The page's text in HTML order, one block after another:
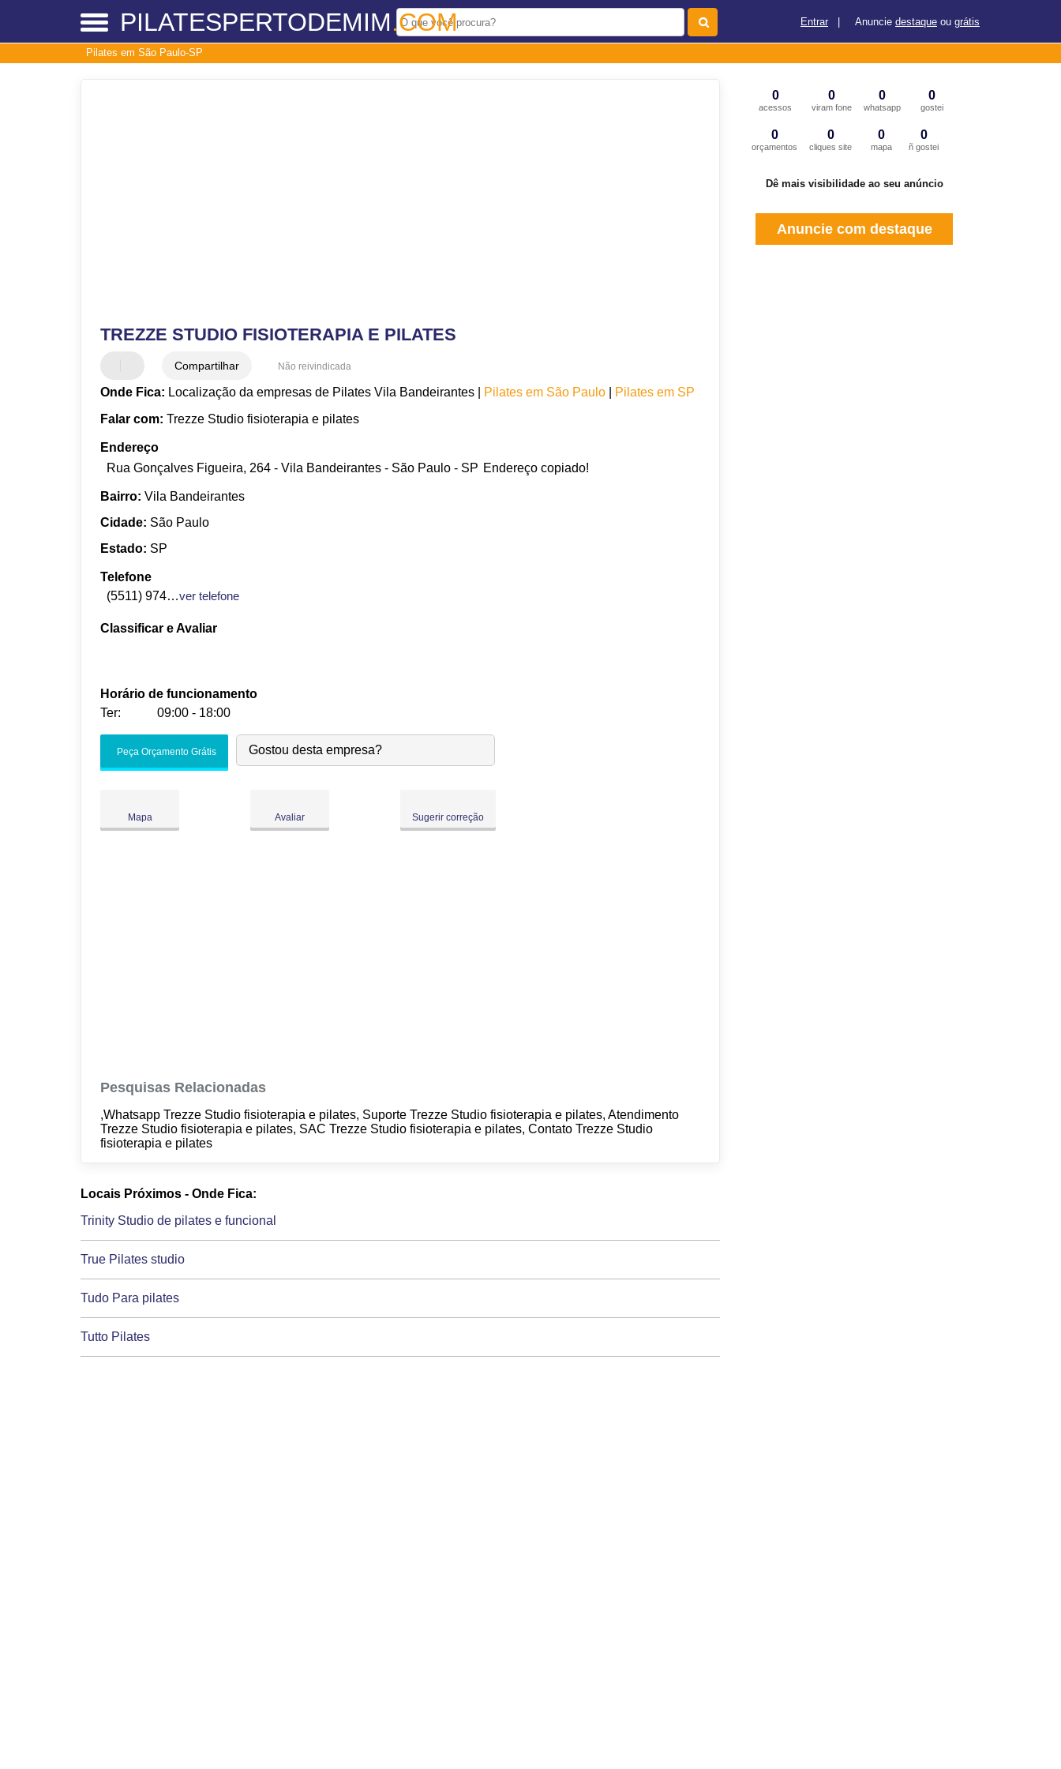
PILATESPERTODEMIM.COM Entrar Anuncie destaque ou grátis
Pilates em São Paulo-SP
TREZZE STUDIO FISIOTERAPIA E PILATES
Compartilhar Não reivindicada
Onde Fica: Localização da empresas de Pilates Vila Bandeirantes | Pilates em São Paulo
Pilates em SP
Falar com: Trezze Studio fisioterapia e pilates
Endereço
Rua Gonçalves Figueira, 264 - Vila Bandeirantes - São Paulo - SP Endereço copiado!
Bairro: Vila Bandeirantes
Cidade: São Paulo
Estado: SP
Telefone
(5511) 9742-7746
ver telefone
Classificar e Avaliar
Horário de funcionamento
Ter:
09:00 - 18:00
Sex:
Peça Orçamento Grátis Gostou desta empresa?
Mapa Avaliar Sugerir correção
Pesquisas Relacionadas
,Whatsapp Trezze Studio fisioterapia e pilates, Suporte Trezze Studio fisioterapia e pilates, Atendimento
Trezze Studio fisioterapia e pilates, SAC Trezze Studio fisioterapia e pilates, Contato Trezze Studio
fisioterapia e pilates
Locais Próximos - Onde Fica:
Trinity Studio de pilates e funcional
True Pilates studio
Tudo Para pilates
Tutto Pilates
0
acessos
0
viram fone
0
whatsapp
0
gostei
0
orçamentos
0
cliques site
0
mapa
0
ñ gostei
Dê mais visibilidade ao seu anúncio
Anuncie com destaque